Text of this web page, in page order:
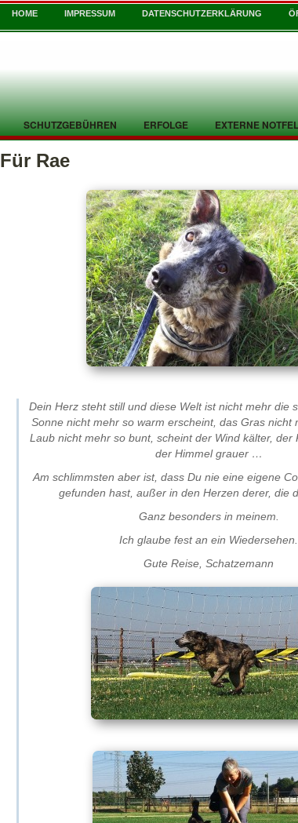
HOME IMPRESSUM DATENSCHUTZERKLÄRUNG
SCHUTZGEBÜHREN ERFOLGE EXTERNE
Für Rae
Dein Herz steht still und diese Welt ist nicht mehr die
Sonne nicht mehr so warm erscheint, das Gras nicht
Laub nicht mehr so bunt, scheint der Wind kälter, der
der Himmel grauer …
Am schlimmsten aber ist, dass Du nie eine eigene
gefunden hast, außer in den Herzen derer, die
Ganz besonders in meinem.
Ich glaube fest an ein Wiedersehen.
Gute Reise, Schatzemann